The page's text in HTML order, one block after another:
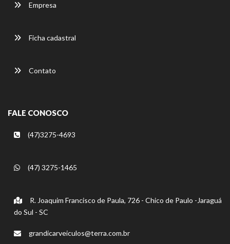
Empresa
Ficha cadastral
Contato
FALE CONOSCO
(47)3275-4693
(47) 3275-1465
R. Joaquim Francisco de Paula, 726 - Chico de Paulo -Jaraguá
do Sul - SC
grandicarveiculos@terra.com.br